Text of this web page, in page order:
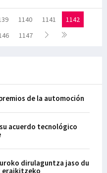
1140 1141
1142
1147
de la automoción
acuerdo tecnológico
dirulaguntza jaso du
eraikitzeko